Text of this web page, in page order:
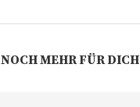
NOCH MEHR FÜR DICH